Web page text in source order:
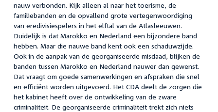
nauw verbonden. Kijk alleen al naar het toerisme, de
familiebanden en de opvallend grote vertegenwoordiging
van eredivisiespelers in het elftal van de Atlasleeuwen.
Duidelijk is dat Marokko en Nederland een bijzondere band
hebben. Maar die nauwe band kent ook een schaduwzijde.
Ook in de aanpak van de georganiseerde misdaad, blijken de
banden tussen Marokko en Nederland nauwer dan gewenst.
Dat vraagt om goede samenwerkingen en afspraken die snel
en efficiënt worden uitgevoerd. Het CDA deelt de zorgen die
het kabinet heeft over de ontwikkeling van de zware
criminaliteit. De georganiseerde criminaliteit trekt zich niets